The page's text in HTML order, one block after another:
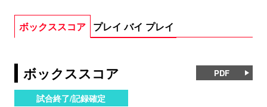
ボックススコア プレイ バイ プレイ
ボックススコア PDF
試合終了/記録確定